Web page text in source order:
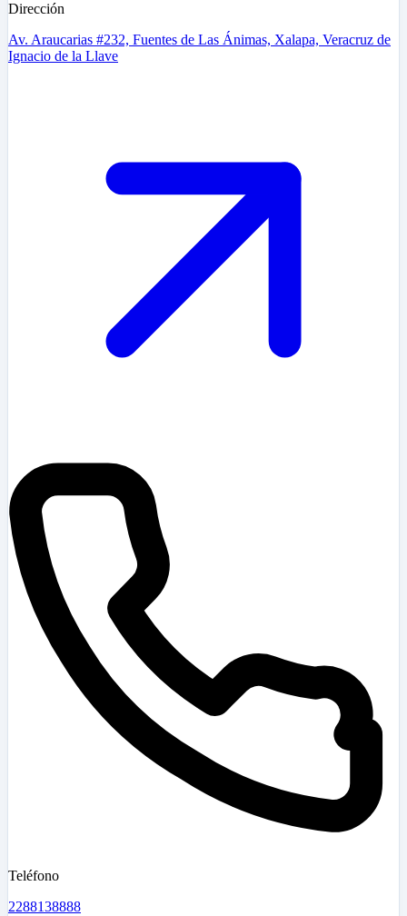
Dirección
Av. Araucarias #232, Fuentes de Las Ánimas, Xalapa, Veracruz de
Ignacio de la Llave
Teléfono
2288138888